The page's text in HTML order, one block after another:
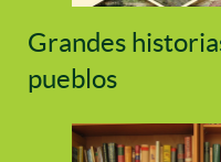
Grandes
pueblos